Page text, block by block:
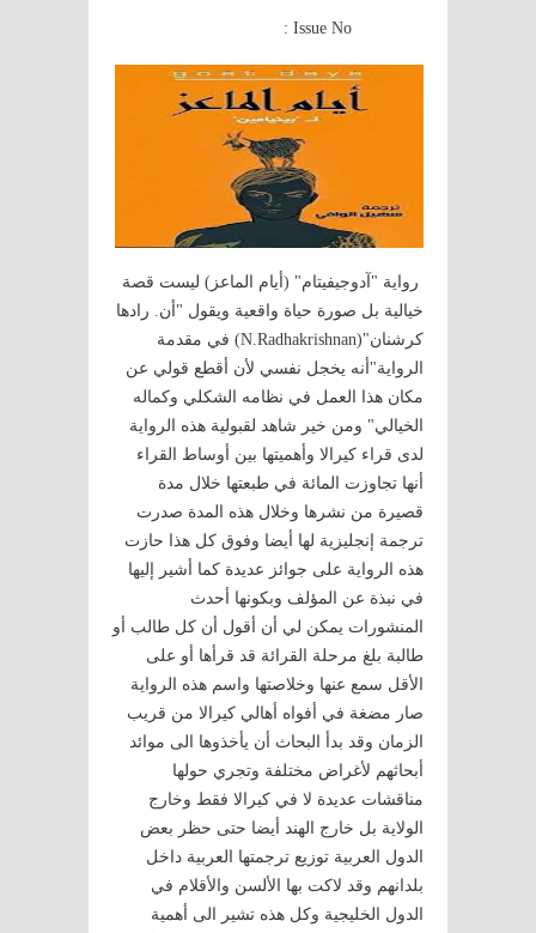
Issue No :
رواية "آدوجيفيتام" (أيام الماعز) ليست قصة
خيالية بل صورة حياة واقعية ويقول "أن. رادها
كرشنان"(N.Radhakrishnan) في مقدمة
الرواية"أنه يخجل نفسي لأن أقطع قولي عن
مكان هذا العمل في نظامه الشكلي وكماله
الخيالي" ومن خير شاهد لقبولية هذه الرواية
لدى قراء كيرالا وأهميتها بين أوساط القراء
أنها تجاوزت المائة في طبعتها خلال مدة
قصيرة من نشرها وخلال هذه المدة صدرت
ترجمة إنجليزية لها أيضا وفوق كل هذا حازت
هذه الرواية على جوائز عديدة كما أشير إليها
في نبذة عن المؤلف وبكونها أحدث
المنشورات يمكن لي أن أقول أن كل طالب أو
طالبة بلغ مرحلة القرائة قد قرأها أو على
الأقل سمع عنها وخلاصتها واسم هذه الرواية
صار مضغة في أفواه أهالي كيرالا من قريب
الزمان وقد بدأ البحاث أن يأخذوها الى موائد
أبحاثهم لأغراض مختلفة وتجري حولها
مناقشات عديدة لا في كيرالا فقط وخارج
الولاية بل خارج الهند أيضا حتى حظر بعض
الدول العربية توزيع ترجمتها العربية داخل
بلدانهم وقد لاكت بها الألسن والأقلام في
الدول الخليجية وكل هذه تشير الى أهمية